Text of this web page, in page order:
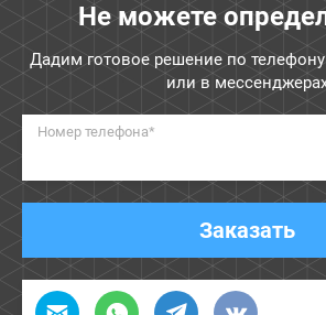
Не можете
Дадим готовое решение по телефону
или в
Номер телефона*
Заказать